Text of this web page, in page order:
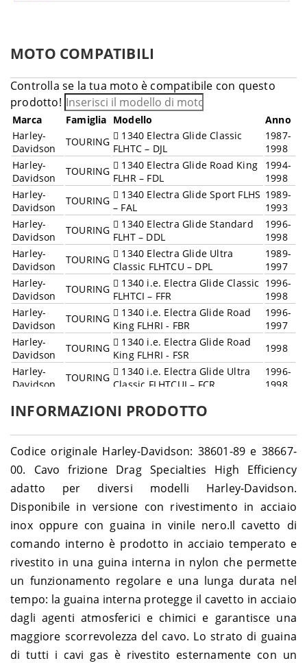
MOTO COMPATIBILI
Controlla se la tua moto è compatibile con questo
prodotto!
Marca Famiglia Modello
Anno
Harley-
Davidson
TOURING
1340 Electra Glide Classic
FLHTC – DJL
1987-
1998
Harley-
Davidson
TOURING
1340 Electra Glide Road King
FLHR – FDL
1994-
1998
Harley-
Davidson
TOURING
1340 Electra Glide Sport FLHS
– FAL
1989-
1993
Harley-
Davidson
TOURING
1340 Electra Glide Standard
FLHT – DDL
1996-
1998
Harley-
Davidson
TOURING
1340 Electra Glide Ultra
Classic FLHTCU – DPL
1989-
1997
Harley-
Davidson
TOURING
1340 i.e. Electra Glide Classic
FLHTCI – FFR
1996-
1998
Harley-
Davidson
TOURING
1340 i.e. Electra Glide Road
King FLHRI - FBR
1996-
1997
Harley-
Davidson
TOURING
1340 i.e. Electra Glide Road
King FLHRI - FSR
1998
Harley-
Davidson
TOURING
1340 i.e. Electra Glide Ultra
Classic FLHTCUI – FCR
1996-
1998
Davidson
TOURING
– DB
Davidson
TOURING
FLTCU – DM
Harley-
Davidson
TOURING
1450 Electra Glide Classic
FLHTC – DJV
2002-
2003
Harley-
Davidson
TOURING
1450 Electra Glide Standard
FLHT – DDV
1999-
2003
Davidson
TOURING
1450 i.e. Electra Glide Classic
FLHTCI – FFW
2004
Harley-
Davidson
1450 i.e. Electra Glide Ultra
Classic FLHTCUI – FCW
1999-
2006
Harley-
TOURING
1450 i.e. Road Glide FLTRI –
FSW
1999-
Harley-
Davidson
TOURING
1450 i.e. Road King Classic
FLHRCI – FRW
1999-
2006
Harley-
Davidson
TOURING
1450 i.e. Road King Custom
FLHRSI – FYW
2004-
2006
INFORMAZIONI PRODOTTO
Codice originale Harley-Davidson: 38601-89 e 38667-
00. Cavo frizione Drag Specialties High Efficiency
adatto per diversi modelli Harley-Davidson.
Disponibile in versione con rivestimento in acciaio
inox oppure con guaina in vinile nero.Il cavetto di
comando interno è prodotto in acciaio temperato e
rivestito in una guina interna in nylon che permette
un funzionamento regolare e una lunga durata nel
tempo: la guaina interna protegge il cavetto in acciaio
dagli agenti atmosferici e chimici e garantisce una
maggiore scorrevolezza del cavo. Lo strato di guaina
di tutti i cavi gas è rivestito esternamente con un